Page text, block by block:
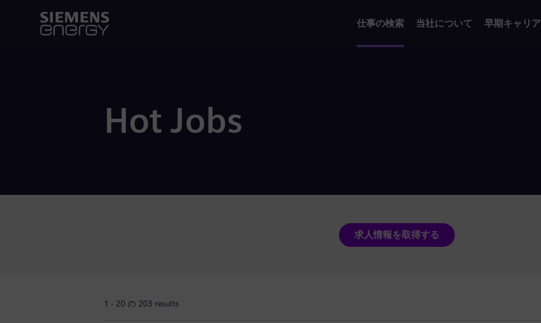
仕事の検索 当社について 早期キャリア
Hot Jobs
求人情報を取得する
1 - 20 の 203 results